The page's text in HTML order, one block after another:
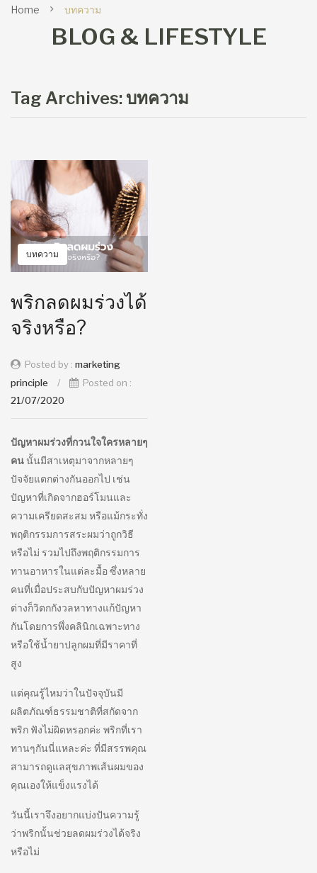
Home บทความ
BLOG & LIFESTYLE
Tag Archives: บทความ
บทความ
พริกลดผมร่วงได้
จริงหรือ?
Posted by : marketing
principle
/
Posted on :
21/07/2020
ปัญหาผมร่วงที่กวนใจใครหลายๆ
คนนั้นมีสาเหตุมาจากหลายๆ
ปัจจัยแตกต่างกันออกไป เช่น
ปัญหาที่เกิดจากฮอร์โมนและ
ความเครียดสะสม หรือแม้กระทั่ง
พฤติกรรมการสระผมว่าถูกวิธี
หรือไม่ รวมไปถึงพฤติกรรมการ
ทานอาหารในแต่ละมื้อ ซึ่งหลาย
คนที่เมื่อประสบกับปัญหาผมร่วง
ต่างก็วิตกกังวลหาทางแก้ปัญหา
กันโดยการพึ่งคลินิกเฉพาะทาง
หรือใช้น้ำยาปลูกผมที่มีราคาที่
สูง
แต่คุณรู้ไหมว่าในปัจจุบันมี
ผลิตภัณฑ์ธรรมชาติที่สกัดจาก
พริก ฟังไม่ผิดหรอกค่ะ พริกที่เรา
ทานๆกันนี่แหละค่ะ ที่มีสรรพคุณ
สามารถดูแลสุขภาพเส้นผมของ
คุณเองให้แข็งแรงได้
วันนี้เราจึงอยากแบ่งปันความรู้
ว่าพริกนั้นช่วยลดผมร่วงได้จริง
หรือไม่